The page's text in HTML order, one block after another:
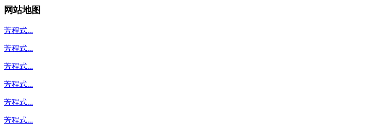
网站地图
芳程式...
芳程式...
芳程式...
芳程式...
芳程式...
芳程式...